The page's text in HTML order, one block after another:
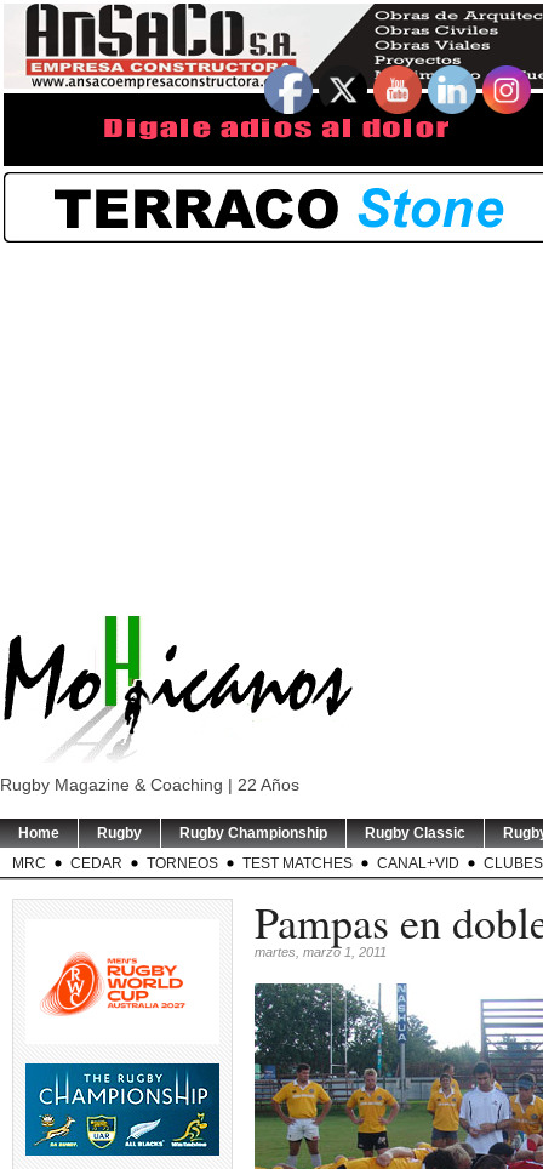
Rugby Magazine & Coaching | 22 Años
Home Rugby Rugby Championship Rugby Classic
MRC
CEDAR TORNEOS TEST MATCHES CANAL+VID CLUBES
Pampas en
martes, marzo 1, 2011
RSA |
... 4 0 2 0
TOP 10 A |
hoy la
18